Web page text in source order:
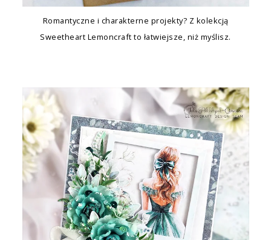
Romantyczne i charakterne projekty? Z kolekcją
Sweetheart Lemoncraft to łatwiejsze, niż myślisz.